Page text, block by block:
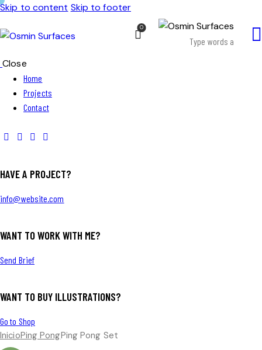
Skip to content Skip to footer
0
Close
Home
Projects
Contact
HAVE A PROJECT?
info@website.com
WANT TO WORK WITH ME?
Send Brief
WANT TO BUY ILLUSTRATIONS?
Go to Shop
InicioPing PongPing Pong Set